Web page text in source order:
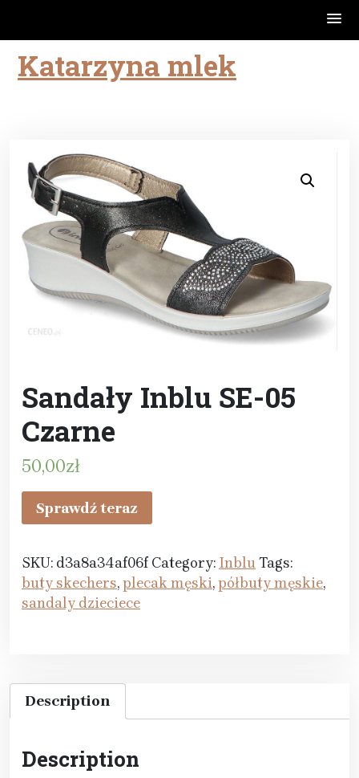
SkipKatarzyna mlek
Sandały Inblu SE-05
Czarne
50,00zł
Sprawdź teraz
SKU: d3a8a34af06f Category: InbluTags:
buty skechers,plecak męski,półbuty męskie,
sandaly dzieciece
Description
Description